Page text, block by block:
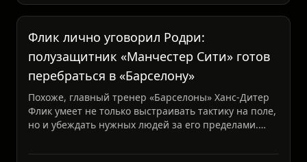
Флик лично уговорил Родри:
полузащитник «Манчестер Сити» готов
перебраться в «Барселону»
Похоже, главный тренер «Барселоны» Ханс-Дитер
Флик умеет не только выстраивать тактику на поле,
но и убеждать нужных людей за его пределами.